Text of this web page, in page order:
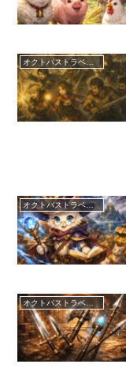
オクトパストラベラーズ0
オクトパストラベラーズ0
オクトパストラベラーズ0